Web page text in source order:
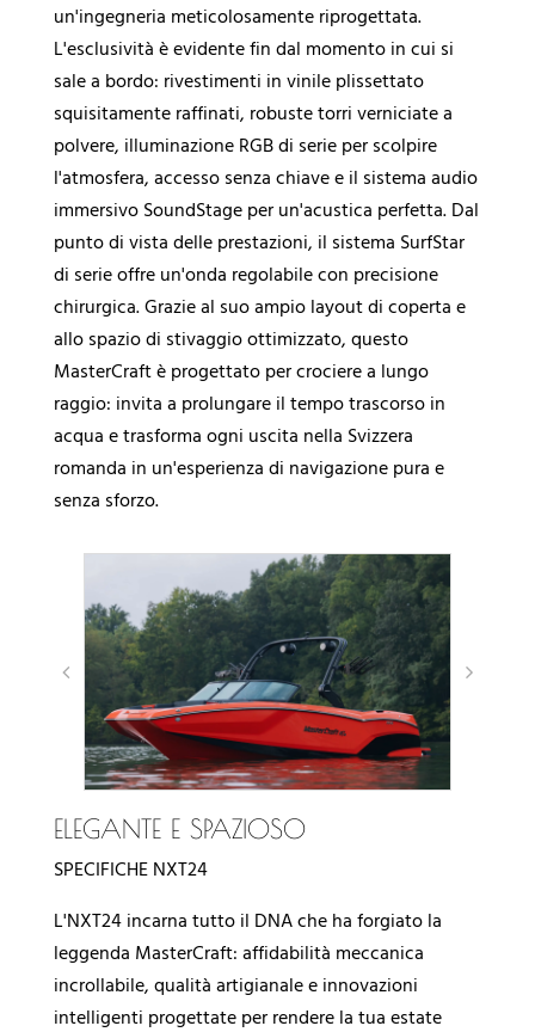
un'ingegneria meticolosamente riprogettata.
L'esclusività è evidente fin dal momento in cui si
sale a bordo: rivestimenti in vinile plissettato
squisitamente raffinati, robuste torri verniciate a
polvere, illuminazione RGB di serie per scolpire
l'atmosfera, accesso senza chiave e il sistema audio
immersivo SoundStage per un'acustica perfetta. Dal
punto di vista delle prestazioni, il sistema SurfStar
di serie offre un'onda regolabile con precisione
chirurgica. Grazie al suo ampio layout di coperta e
allo spazio di stivaggio ottimizzato, questo
MasterCraft è progettato per crociere a lungo
raggio: invita a prolungare il tempo trascorso in
acqua e trasforma ogni uscita nella Svizzera
romanda in un'esperienza di navigazione pura e
senza sforzo.
ELEGANTE E SPAZIOSO
SPECIFICHE NXT24
L'NXT24 incarna tutto il DNA che ha forgiato la
leggenda MasterCraft: affidabilità meccanica
incrollabile, qualità artigianale e innovazioni
intelligenti progettate per rendere la tua estate